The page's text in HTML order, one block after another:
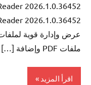
ملفات PDF وإضافة […]
اقرأ المزيد